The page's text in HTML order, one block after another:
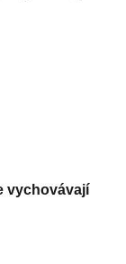
vychovávají